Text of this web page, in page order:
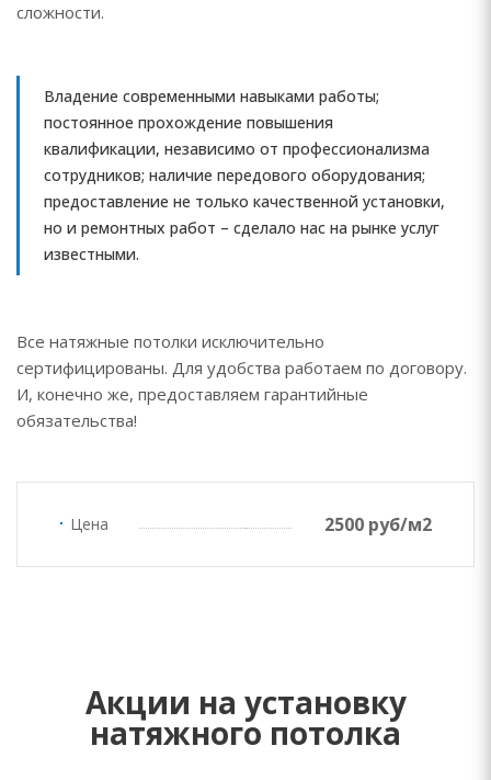
сложности.
Владение современными навыками работы;
постоянное прохождение повышения
квалификации, независимо от профессионализма
сотрудников; наличие передового оборудования;
предоставление не только качественной установки,
но и ремонтных работ – сделало нас на рынке услуг
известными.
Все натяжные потолки исключительно
сертифицированы. Для удобства работаем по договору.
И, конечно же, предоставляем гарантийные
обязательства!
Цена 2500 руб/м2
Акции на установку
натяжного потолка